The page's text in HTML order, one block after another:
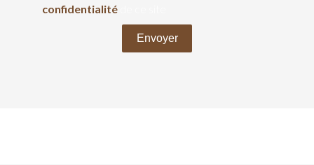
confidentialité
Envoyer